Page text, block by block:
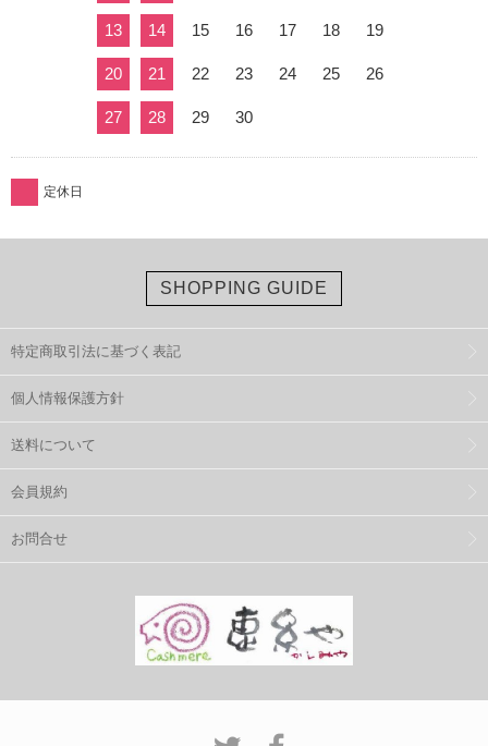
13 14 15 16 17 18 19
20 21 22 23 24 25 26
27 28 29 30
定休日
SHOPPING GUIDE
特定商取引法に基づく表記
個人情報保護方針
送料について
会員規約
お問合せ